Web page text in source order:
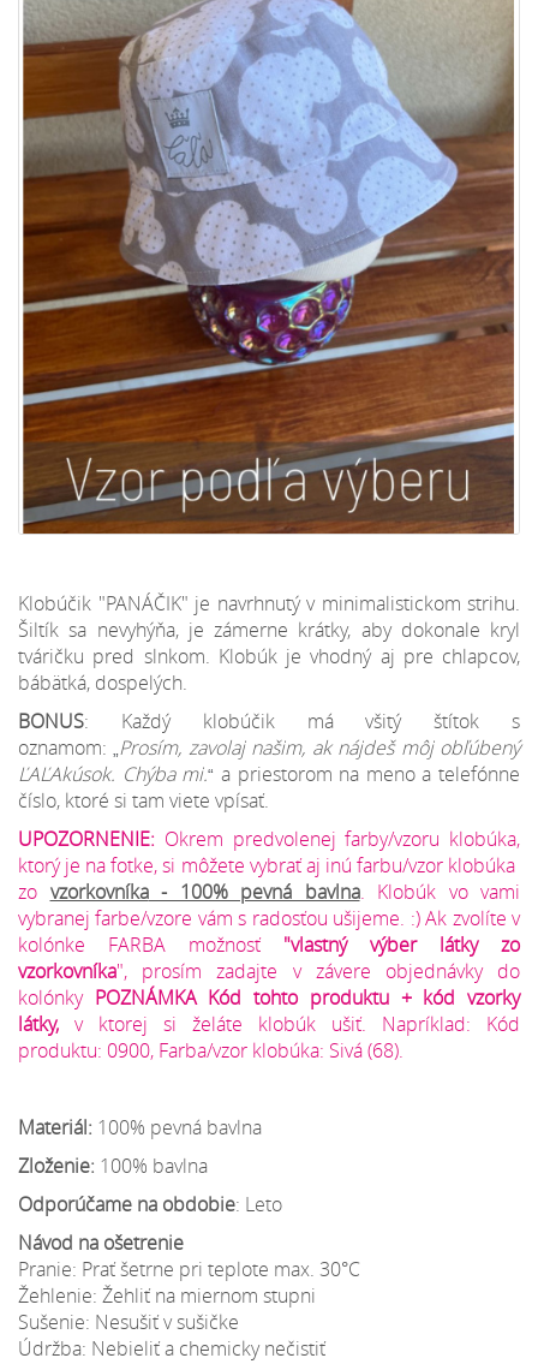
Klobúčik "PANÁČIK" je navrhnutý v minimalistickom strihu.
Šiltík sa nevyhýňa, je zámerne krátky, aby dokonale kryl
tváričku pred slnkom. Klobúk je vhodný aj pre chlapcov,
bábätká, dospelých.
BONUS: Každý klobúčik má všitý štítok s
oznamom:„Prosím, zavolaj našim, ak nájdeš môj obľúbený
ĽAĽAkúsok. Chýba mi.“ a priestorom na meno a telefónne
číslo, ktoré si tam viete vpísať.
UPOZORNENIE: Okrem predvolenej farby/vzoru klobúka,
ktorý je na fotke, si môžete vybrať aj inú farbu/vzor klobúka
zo vzorkovníka- 100% pevná bavlna. Klobúk vo vami
vybranej farbe/vzore vám s radosťou ušijeme. :) Ak zvolíte v
kolónke FARBA možnosť "vlastný výber látky zo
vzorkovníka", prosím zadajte v závere objednávky do
kolónky POZNÁMKA Kód tohto produktu + kód vzorky
látky, v ktorej si želáte klobúk ušiť. Napríklad: Kód
produktu: 0900, Farba/vzor klobúka: Sivá (68).
Materiál: 100% pevná bavlna
Zloženie: 100% bavlna
Odporúčame na obdobie: Leto
Návod na ošetrenie
Pranie: Prať šetrne pri teplote max. 30°C
Žehlenie: Žehliť na miernom stupni
Sušenie: Nesušiť v sušičke
Údržba: Nebieliť a chemicky nečistiť